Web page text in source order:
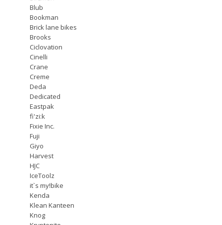
Blub
Bookman
Brick lane bikes
Brooks
Ciclovation
Cinelli
Crane
Creme
Deda
Dedicated
Eastpak
fi'zi:k
Fixie Inc.
Fuji
Giyo
Harvest
HJC
IceToolz
it`s my!bike
Kenda
Klean Kanteen
Knog